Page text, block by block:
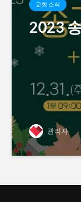
교회 소식
2023
관리자